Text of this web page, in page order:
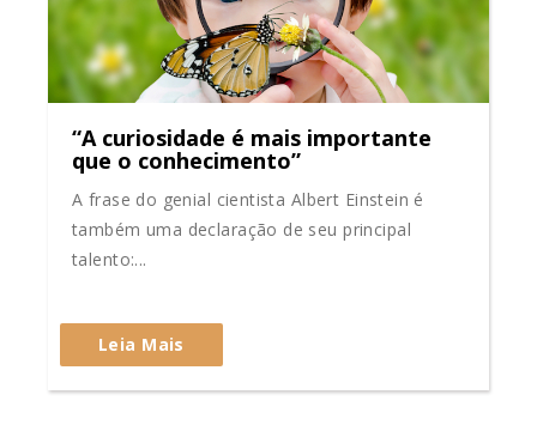
“A curiosidade é mais importante
que o conhecimento”
A frase do genial cientista Albert Einstein é
também uma declaração de seu principal
talento:...
Leia Mais